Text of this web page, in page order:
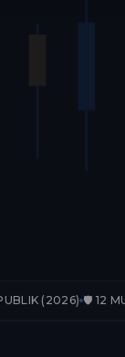
🛡️ 12 MUAJ AKSES